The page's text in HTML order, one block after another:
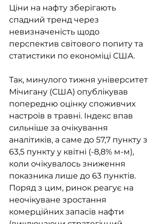
Ціни на нафту зберігають
спадний тренд через
невизначеність щодо
перспектив світового попиту та
статистики по економіці США.
Так, минулого тижня університет
Мічигану (США) опублікував
попередню оцінку споживчих
настроїв в травні. Індекс впав
сильніше за очікування
аналітиків, а саме до 57,7 пункту з
63,5 пункту у квітні (-8,8% м-м),
коли очікувалось зниження
показника лише до 63 пунктів.
Поряд з цим, ринок реагує на
неочікуване зростання
комерційних запасів нафти